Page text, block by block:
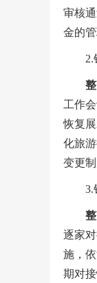
审核
金的管
2.针
整
工作
恢复
化旅
变更
3.针
整
逐家
施，
期对